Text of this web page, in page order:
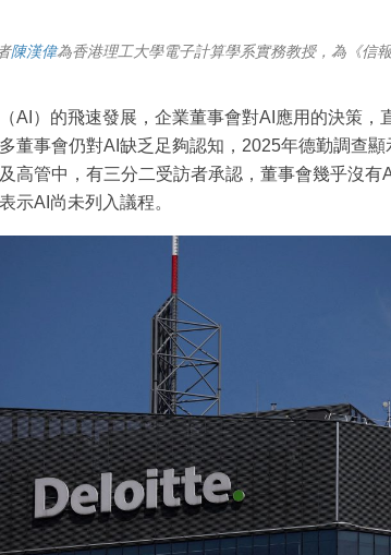
陳漢偉為香港理工大學電子計算學系實務教授，為《信
AI）的飛速發展，企業董事會對AI應用的決策，
董事會仍對AI缺乏足夠認知，2025年德勤調查
高管中，有三分二受訪者承認，董事會幾乎沒有
示AI尚未列入議程。
最新資訊（